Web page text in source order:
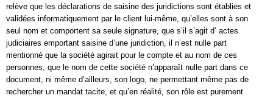
relève que les déclarations de saisine des juridictions sont établies et
validées informatiquement par le client lui-même, qu’elles sont à son
seul nom et comportent sa seule signature, que s’il s’agit d’ actes
judiciaires emportant saisine d’une juridiction, il n’est nulle part
mentionné que la société agirait pour le compte et au nom de ces
personnes, que le nom de cette société n’apparaît nulle part dans ce
document, ni même d’ailleurs, son logo, ne permettant même pas de
rechercher un mandat tacite, et qu’en réalité, son rôle est purement